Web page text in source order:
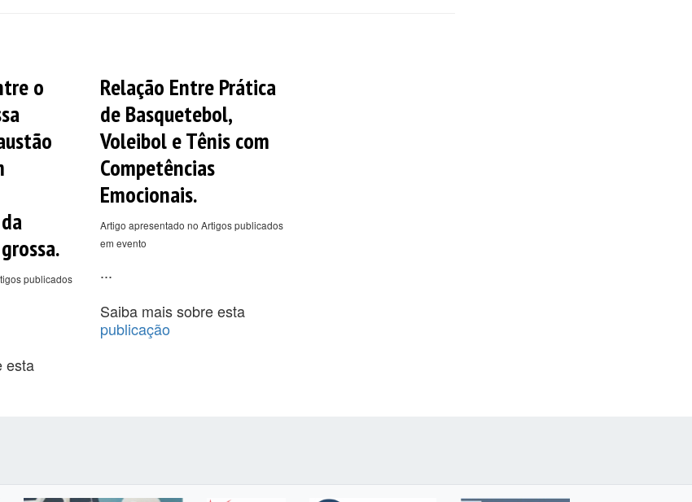
o
publicados
esta
Relação Entre Prática
de Basquetebol,
Voleibol e Tênis com
Competências
Emocionais.
Artigo apresentado no Artigos publicados
em evento
...
Saiba mais sobre esta
publicação